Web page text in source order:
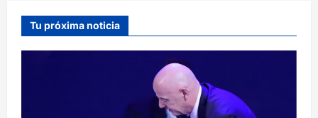
Tu próxima noticia